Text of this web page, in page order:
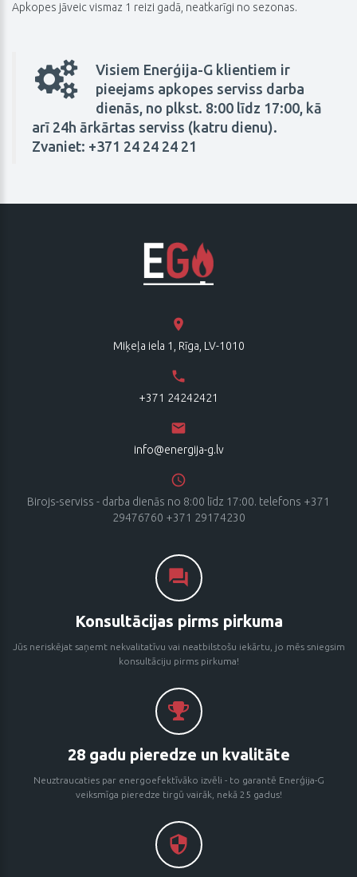
Apkopes jāveic vismaz 1 reizi gadā, neatkarīgi no sezonas.
Visiem Enerģija-G klientiem ir
pieejams apkopes serviss darba
dienās, no plkst. 8:00 līdz 17:00, kā
arī 24h ārkārtas serviss (katru dienu).
Zvaniet: +371 24 24 24 21
Miķeļa iela 1, Rīga, LV-1010
+371 24242421
info@energija-g.lv
Birojs-serviss - darba dienās no 8:00 līdz 17:00. telefons +371
29476760 +371 29174230
Konsultācijas pirms pirkuma
Jūs neriskējat saņemt nekvalitatīvu vai neatbilstošu iekārtu, jo mēs sniegsim
konsultāciju pirms pirkuma!
28 gadu pieredze un kvalitāte
Neuztraucaties par energoefektīvāko izvēli - to garantē Enerģija-G
veiksmīga pieredze tirgū vairāk, nekā 25 gadus!